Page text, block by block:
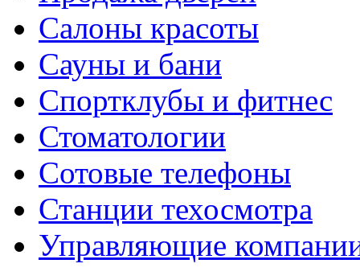
Салоны красоты
Сауны и бани
Спортклубы и фитнес
Стоматологии
Сотовые телефоны
Станции техосмотра
Управляющие